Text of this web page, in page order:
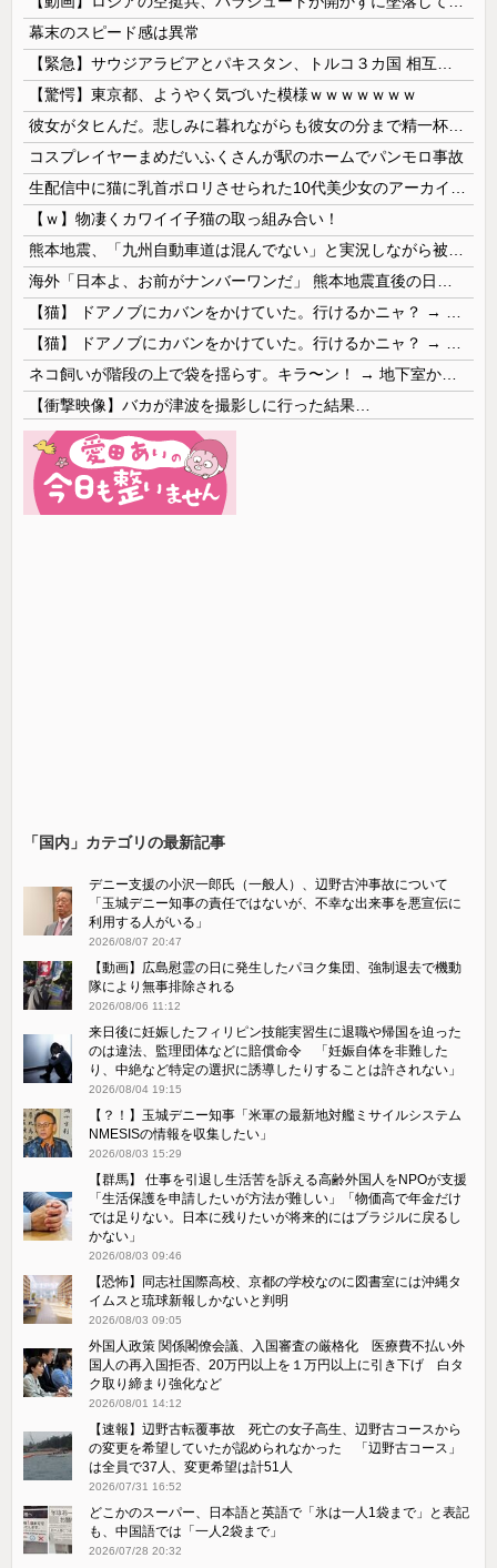
幕末のスピード感は異常
【緊急】サウジアラビアとパキスタン、トルコ３カ国 相互防衛協定締結
【驚愕】東京都、ようやく気づいた模様ｗｗｗｗｗｗｗ
彼女がタヒんだ。悲しみに暮れながらも彼女の分まで精一杯生きようと誓った。だが実は生きていた！突撃するとふっくらした顔で大きなお腹を抱えて...
コスプレイヤーまめだいふくさんが駅のホームでパンモロ事故
生配信中に猫に乳首ポロリさせられた10代美少女のアーカイブ、500万再生越えｗｗｗ
【ｗ】物凄くカワイイ子猫の取っ組み合い！
熊本地震、「九州自動車道は混んでない」と実況しながら被災地へ向かう有名アナなどに批判殺到 全国紙記者「最新の状況をいち早く伝えることは報道機関としての責務」「情報を取り上げることには大きな意義がある」
海外「日本よ、お前がナンバーワンだ」 熊本地震直後の日本の対応のスピードに世界が衝撃
【猫】 ドアノブにカバンをかけていた。行けるかニャ？ → 猫はこうなります…
【猫】 ドアノブにカバンをかけていた。行けるかニャ？ → 猫はこうなります…
ネコ飼いが階段の上で袋を揺らす。キラ〜ン！ → 地下室からヤツが現れる…
【衝撃映像】バカが津波を撮影しに行った結果…
「国内」カテゴリの最新記事
デニー支援の小沢一郎氏（一般人）、辺野古沖事故について
「玉城デニー知事の責任ではないが、不幸な出来事を悪宣伝に
利用する人がいる」
2026/08/07 20:47
【動画】広島慰霊の日に発生したパヨク集団、強制退去で機動
隊により無事排除される
2026/08/06 11:12
来日後に妊娠したフィリピン技能実習生に退職や帰国を迫った
のは違法、監理団体などに賠償命令 「妊娠自体を非難した
り、中絶など特定の選択に誘導したりすることは許されない」
2026/08/04 19:15
【？！】玉城デニー知事「米軍の最新地対艦ミサイルシステム
NMESISの情報を収集したい」
2026/08/03 15:29
【群馬】 仕事を引退し生活苦を訴える高齢外国人をNPOが支援
「生活保護を申請したいが方法が難しい」「物価高で年金だけ
では足りない。日本に残りたいが将来的にはブラジルに戻るし
かない」
2026/08/03 09:46
【恐怖】同志社国際高校、京都の学校なのに図書室には沖縄タ
イムスと琉球新報しかないと判明
2026/08/03 09:05
外国人政策 関係閣僚会議、入国審査の厳格化 医療費不払い外
国人の再入国拒否、20万円以上を１万円以上に引き下げ 白タ
ク取り締まり強化など
2026/08/01 14:12
【速報】辺野古転覆事故 死亡の女子高生、辺野古コースから
の変更を希望していたが認められなかった 「辺野古コース」
は全員で37人、変更希望は計51人
2026/07/31 16:52
どこかのスーパー、日本語と英語で「氷は一人1袋まで」と表記
も、中国語では「一人2袋まで」
2026/07/28 20:32